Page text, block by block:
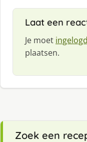
Laat een
Je moet
plaatsen.
Zoek een